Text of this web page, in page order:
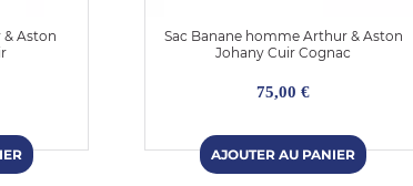
Aston
Sac Banane homme Arthur & Aston
Johany Cuir Cognac
75,00 €